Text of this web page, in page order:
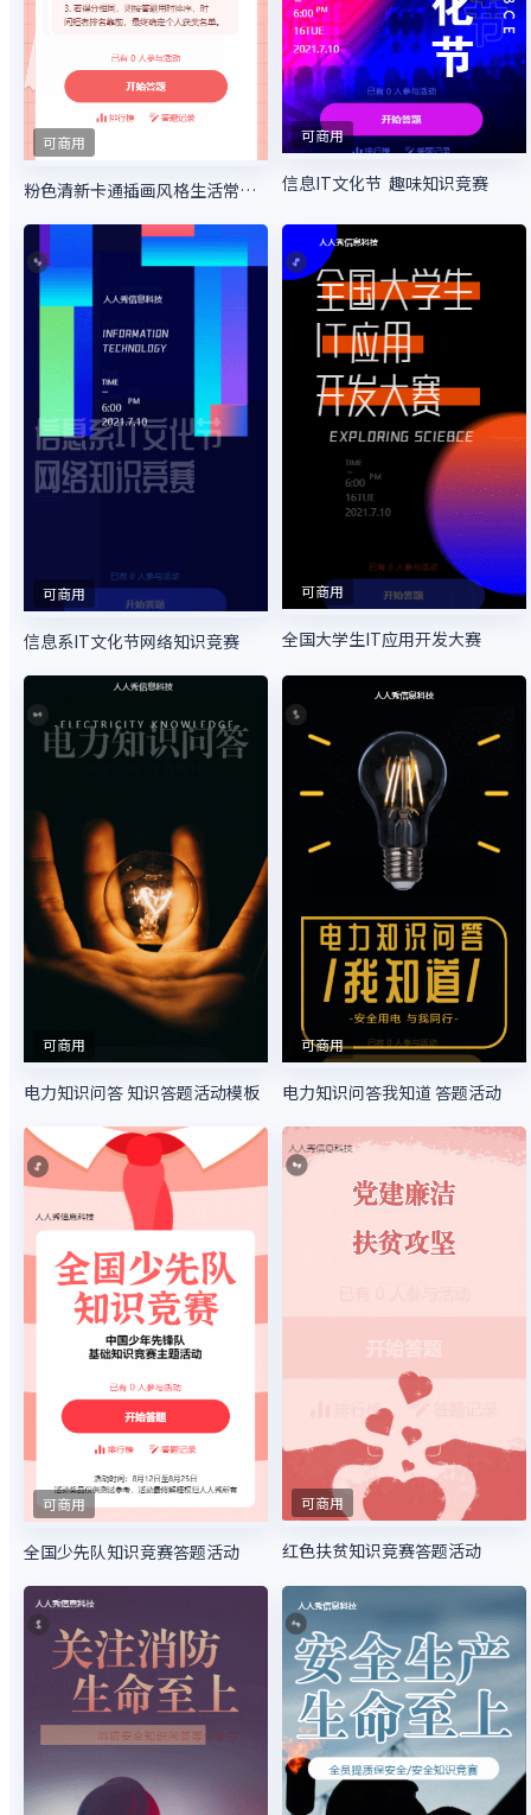
可商用
粉色清新卡通插画风格生活常识答题活动
可商用
信息IT文化节 趣味知识竞赛
可商用
信息系IT文化节网络知识竞赛
可商用
全国大学生IT应用开发大赛
可商用
电力知识问答 知识答题活动模板
可商用
电力知识问答我知道 答题活动
可商用
全国少先队知识竞赛答题活动
可商用
红色扶贫知识竞赛答题活动